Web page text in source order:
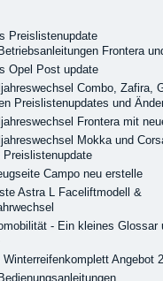
Preislistenupdate
Frontera
Opel Post update
Combo, Zafira,
Preislistenupdates und
Frontera mit
Mokka und
Preislistenupdate
Campo neu erstelle
Astra L Faceliftmodell &
- Ein kleines Glossar
Winterreifenkomplett Angebot